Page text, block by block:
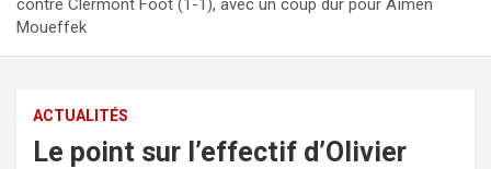
Moueffek
ACTUALITÉS
Le point sur l’effectif d’Olivier